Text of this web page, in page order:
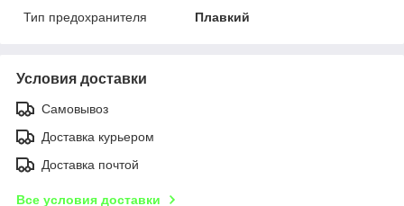
Тип предохранителя
Плавкий
Условия доставки
Самовывоз
Доставка курьером
Доставка почтой
Все условия доставки